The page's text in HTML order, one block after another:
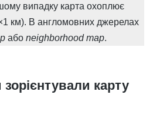
випадку карта охоплює
км). В англомовних джерелах
або neighborhood map.
карту